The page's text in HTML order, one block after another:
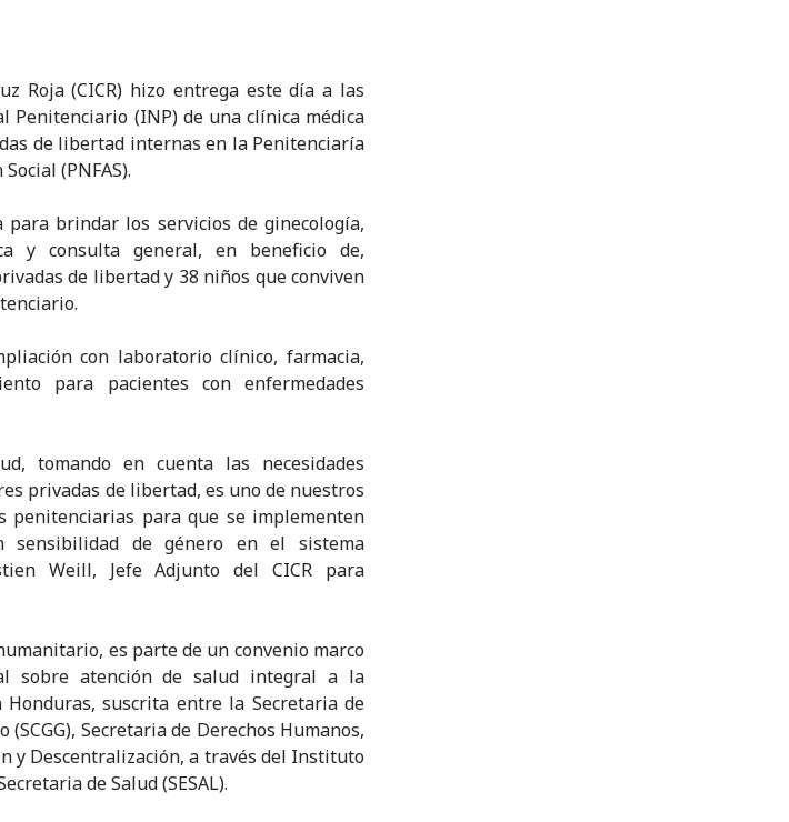
Roja (CICR) hizo entrega este día a las
Penitenciario (INP) de una clínica médica
de libertad internas en la Penitenciaría
(PNFAS).
para brindar los servicios de ginecología,
y consulta general, en beneficio de,
de libertad y 38 niños que conviven
con laboratorio clínico, farmacia,
para pacientes con enfermedades
tomando en cuenta las necesidades
privadas de libertad, es uno de nuestros
penitenciarias para que se implementen
sensibilidad de género en el sistema
Weill, Jefe Adjunto del CICR para
es parte de un convenio marco
sobre atención de salud integral a la
suscrita entre la Secretaria de
Secretaria de Derechos Humanos,
y Descentralización, a través del Instituto
de Salud (SESAL).